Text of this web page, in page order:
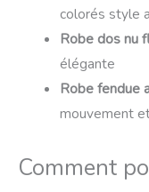
colorés style
Robe dos nu
élégante
Robe fendue
mouvement
Comment